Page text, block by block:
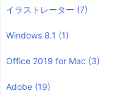
イラストレーター (7)
Windows 8.1 (1)
Office 2019 for Mac (3)
Adobe (19)